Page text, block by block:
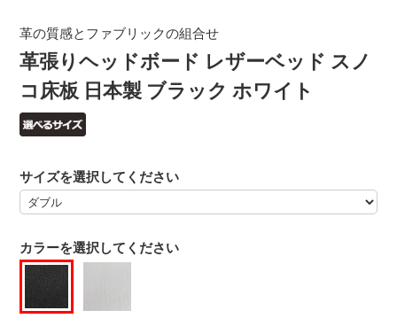
革張りヘッドボード レザーベッド スノ
コ床板 日本製 ブラック ホワイト
革の質感とファブリックの組合せ
カラーを選択してください
サイズを選択してください